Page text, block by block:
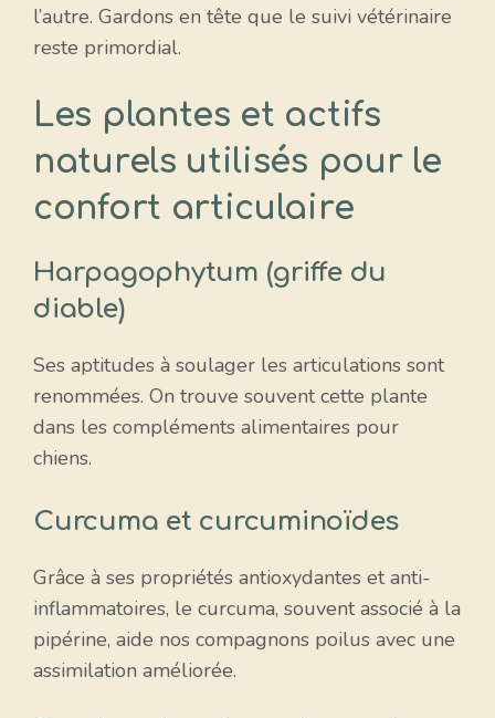
l’autre. Gardons en tête que le suivi vétérinaire
reste primordial.
Les plantes et actifs
naturels utilisés pour le
confort articulaire
Harpagophytum (griffe du
diable)
Ses aptitudes à soulager les articulations sont
renommées. On trouve souvent cette plante
dans les compléments alimentaires pour
chiens.
Curcuma et curcuminoïdes
Grâce à ses propriétés antioxydantes et anti-
inflammatoires, le curcuma, souvent associé à la
pipérine, aide nos compagnons poilus avec une
assimilation améliorée.